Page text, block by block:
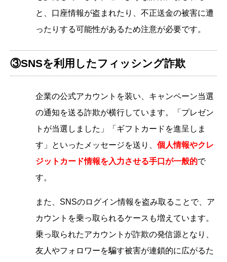
と、口座情報が盗まれたり、不正送金の被害に遭
ったりする可能性があるため注意が必要です。
③SNSを利用したフィッシング詐欺
企業の公式アカウントを装い、キャンペーン当選
の通知を送る詐欺が横行しています。「プレゼン
トが当選しました」「ギフトカードを進呈しま
す」といったメッセージを送り、 個人情報やクレ
ジットカード情報を入力させる手口が一般的で
す。
また、SNSのログイン情報を盗み取ることで、ア
カウントを乗っ取られるケースも増えています。
乗っ取られたアカウントが詐欺の発信源となり、
友人やフォロワーを騙す被害が連鎖的に広がるた